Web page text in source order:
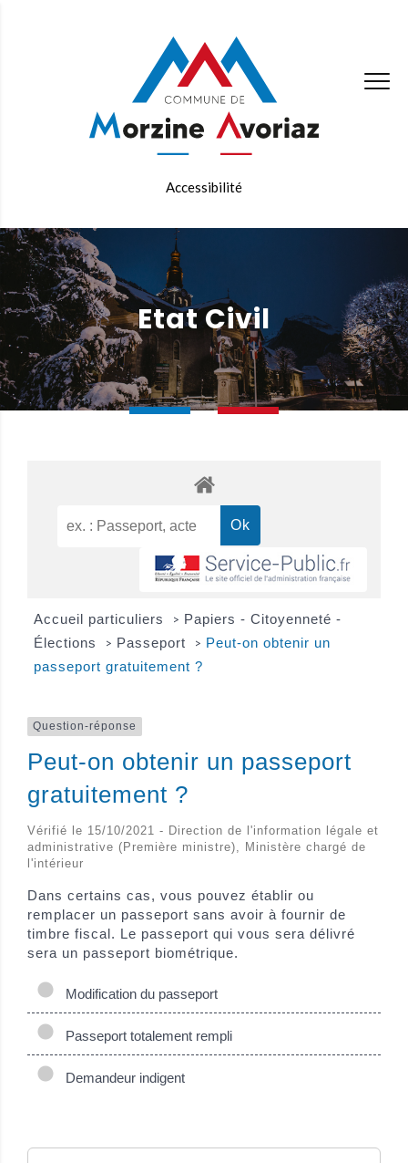
Accessibilité
Etat Civil
Accueil particuliers > Papiers - Citoyenneté -
Élections
> Passeport > Peut-on obtenir un
passeport gratuitement ?
Question-réponse
Peut-on obtenir un passeport
gratuitement ?
Vérifié le 15/10/2021 - Direction de l'information légale et
administrative (Première ministre), Ministère chargé de
l'intérieur
Dans certains cas, vous pouvez établir ou
remplacer un passeport sans avoir à fournir de
timbre fiscal. Le passeport qui vous sera délivré
sera un passeport biométrique.
Modification du passeport
Passeport totalement rempli
Demandeur indigent